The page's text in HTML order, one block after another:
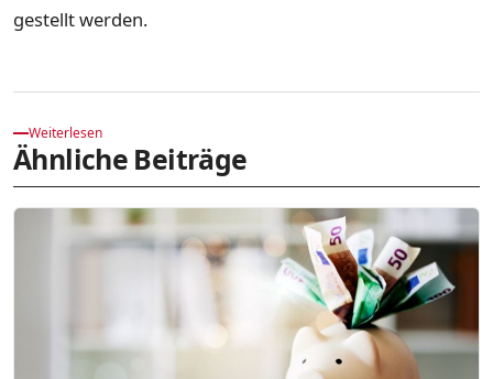
gestellt werden.
Weiterlesen
Ähnliche Beiträge